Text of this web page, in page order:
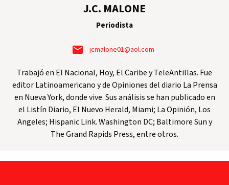
J.C. MALONE
Periodista
jcmalone01@aol.com
Trabajó en El Nacional, Hoy, El Caribe y TeleAntillas. Fue
editor Latinoamericano y de Opiniones del diario La Prensa
en Nueva York, donde vive. Sus análisis se han publicado en
el Listín Diario, El Nuevo Herald, Miami; La Opinión, Los
Angeles; Hispanic Link. Washington DC; Baltimore Sun y
The Grand Rapids Press, entre otros.